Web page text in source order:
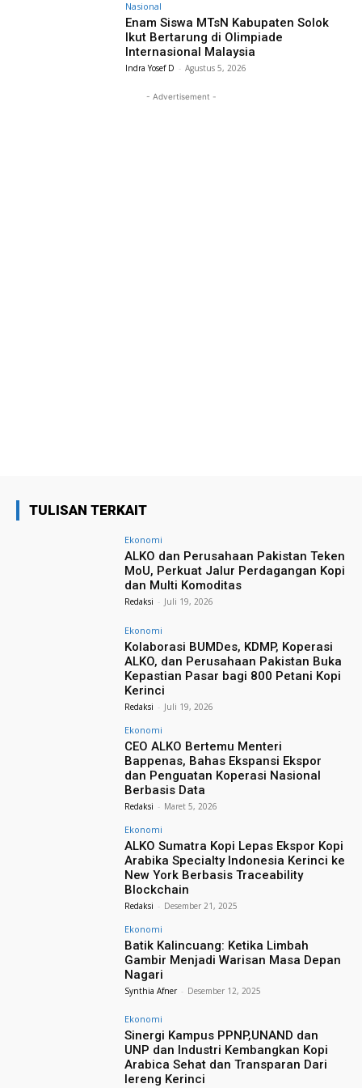
Nasional
Enam Siswa MTsN Kabupaten Solok
Ikut Bertarung di Olimpiade
Internasional Malaysia
Indra Yosef D - Agustus 5, 2026
- Advertisement -
TULISAN TERKAIT
Ekonomi
ALKO dan Perusahaan Pakistan Teken
MoU, Perkuat Jalur Perdagangan Kopi
dan Multi Komoditas
Redaksi - Juli 19, 2026
Ekonomi
Kolaborasi BUMDes, KDMP, Koperasi
ALKO, dan Perusahaan Pakistan Buka
Kepastian Pasar bagi 800 Petani Kopi
Kerinci
Redaksi - Juli 19, 2026
Ekonomi
CEO ALKO Bertemu Menteri
Bappenas, Bahas Ekspansi Ekspor
dan Penguatan Koperasi Nasional
Berbasis Data
Redaksi - Maret 5, 2026
Ekonomi
ALKO Sumatra Kopi Lepas Ekspor Kopi
Arabika Specialty Indonesia Kerinci ke
New York Berbasis Traceability
Blockchain
Redaksi - Desember 21, 2025
Ekonomi
Batik Kalincuang: Ketika Limbah
Gambir Menjadi Warisan Masa Depan
Nagari
Synthia Afner - Desember 12, 2025
Ekonomi
Sinergi Kampus PPNP,UNAND dan
UNP dan Industri Kembangkan Kopi
Arabica Sehat dan Transparan Dari
lereng Kerinci